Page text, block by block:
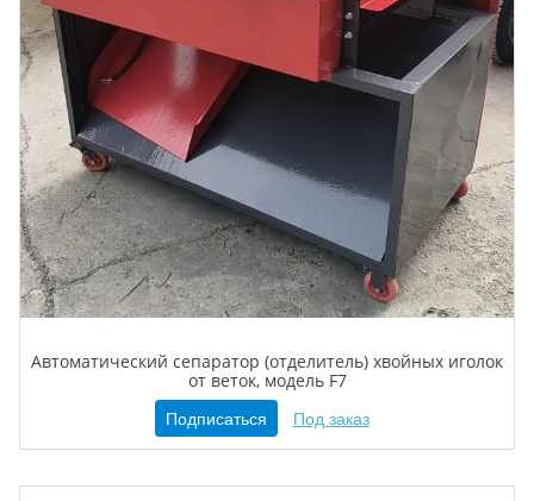
Автоматический сепаратор (отделитель) хвойных иголок
от веток, модель F7
Подписаться Под заказ